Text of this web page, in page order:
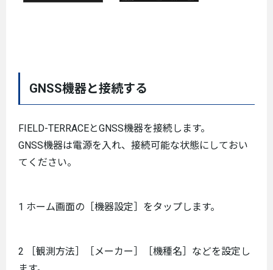
GNSS機器と接続する
FIELD-TERRACEとGNSS機器を接続します。
GNSS機器は電源を入れ、接続可能な状態にしておい
てください。
1 ホーム画面の［機器設定］をタップします。
2 ［観測方法］［メーカー］［機種名］などを設定し